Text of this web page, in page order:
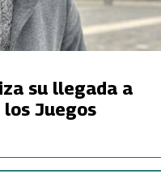
su llegada a
Juegos